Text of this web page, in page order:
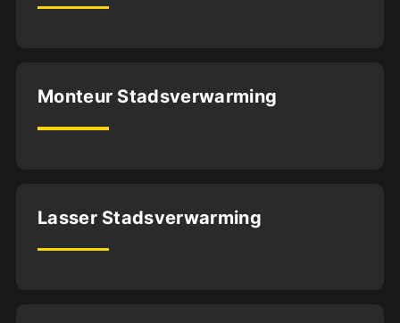
Oldenzaal
Monteur Stadsverwarming
Almere
Lasser Stadsverwarming